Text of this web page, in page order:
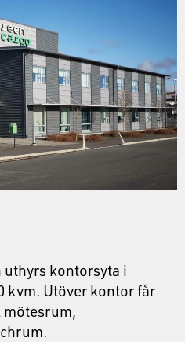
uthyrs kontorsyta i
kvm. Utöver kontor får